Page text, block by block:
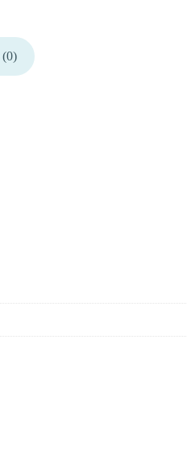
(0)